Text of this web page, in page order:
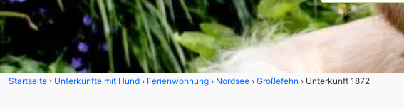
Startseite Unterkünfte mit Hund Ferienwohnung Nordsee Großefehn Unterkunft 1872